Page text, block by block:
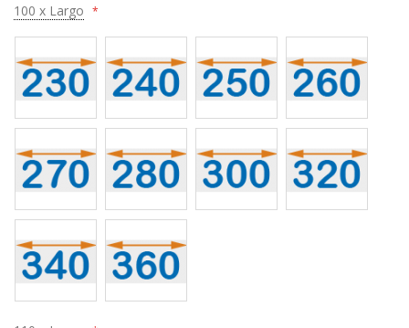
100 x Largo